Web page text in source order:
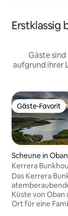
Erstklassig
Gäste
aufgrund ihrer
Gäste-Favorit
Gäste-Favorit
Scheune in Oban
Kerrera
Kerrera)
Das Kerrera
Küste von
Ort für eine